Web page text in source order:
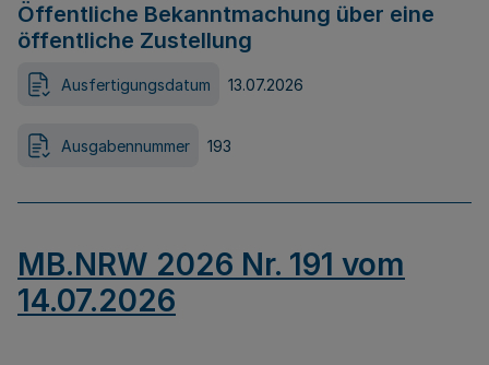
Öffentliche Bekanntmachung über eine
öffentliche Zustellung
Ausfertigungsdatum 13.07.2026
Ausgabennummer 193
MB.NRW 2026 Nr. 191 vom
14.07.2026